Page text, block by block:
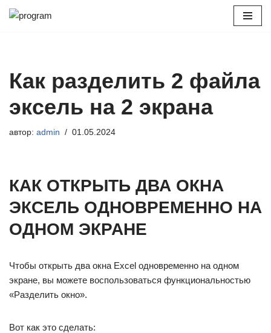
Как разделить 2 файла
эксель на 2 экрана
автор: admin 01.05.2024
КАК ОТКРЫТЬ ДВА ОКНА
ЭКСЕЛЬ ОДНОВРЕМЕННО НА
ОДНОМ ЭКРАНЕ
Чтобы открыть два окна Excel одновременно на одном
экране, вы можете воспользоваться функциональностью
«Разделить окно».
Вот как это сделать: